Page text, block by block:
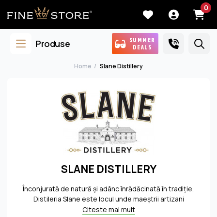
0
Produse
SUMMER
DEALS
Home Slane Distillery
SLANE DISTILLERY
Înconjurată de natură și adânc înrădăcinată în tradiție,
Distileria Slane este locul unde maeștrii artizani
onorează arta producţiei de whiskey de odinioară prin
Citeste mai mult